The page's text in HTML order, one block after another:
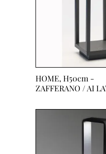
HOME, H50cm -
ZAFFERANO / AI